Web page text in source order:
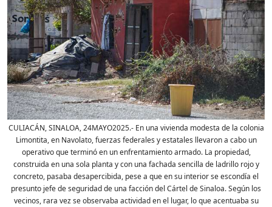
CULIACÁN, SINALOA, 24MAYO2025.- En una vivienda modesta de la colonia
Limontita, en Navolato, fuerzas federales y estatales llevaron a cabo un
operativo que terminó en un enfrentamiento armado. La propiedad,
construida en una sola planta y con una fachada sencilla de ladrillo rojo y
concreto, pasaba desapercibida, pese a que en su interior se escondía el
presunto jefe de seguridad de una facción del Cártel de Sinaloa. Según los
vecinos, rara vez se observaba actividad en el lugar, lo que acentuaba su